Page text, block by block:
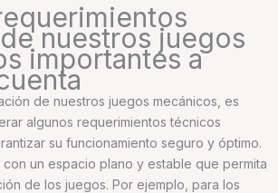
nuestros juegos
importantes a
de nuestros juegos mecánicos, es
algunos requerimientos técnicos
su funcionamiento seguro y óptimo.
un espacio plano y estable que permita
de los juegos. Por ejemplo, para los